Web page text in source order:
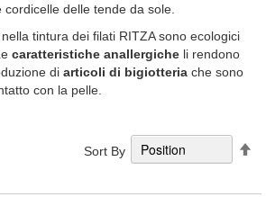
delle tende da sole.
tintura dei filati RITZA sono ecologici
caratteristiche anallergiche li rendono
di articoli di bigiotteria che sono
con la pelle.
Sort By